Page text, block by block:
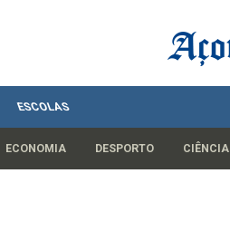
ESCOLAS
ECONOMIA DESPORTO CIÊNCIA